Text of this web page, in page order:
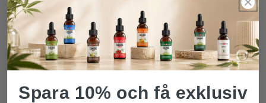
näringsämnen som är fördelaktiga för
hudhälsan.
Europeiska kommissione
n har
erkänt dess hudvårdsegenskaper.
Spara 10% och få exklusiv